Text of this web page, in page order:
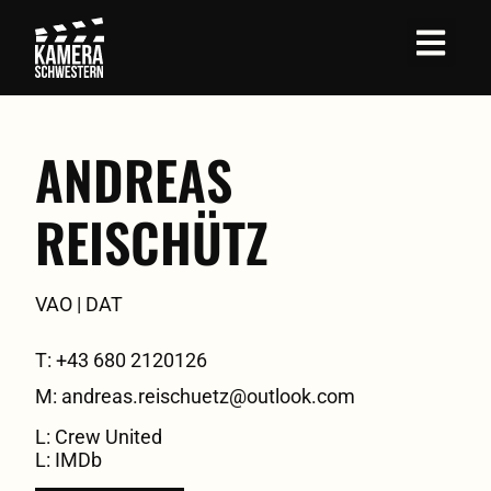
ANDREAS
REISCHÜTZ
VAO | DAT
T: +43 680 2120126
M: andreas.reischuetz@outlook.com
L: Crew United
L: IMDb